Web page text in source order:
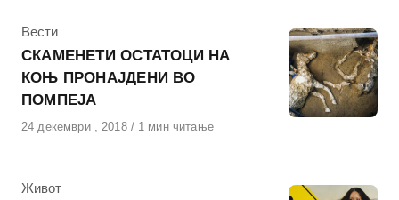
КАтегорија
Вести
СКАМЕНЕТИ ОСТАТОЦИ НА
КОЊ ПРОНАЈДЕНИ ВО
ПОМПЕЈА
Објавено
24 декември , 2018 1 мин читање
КАтегорија
Живот